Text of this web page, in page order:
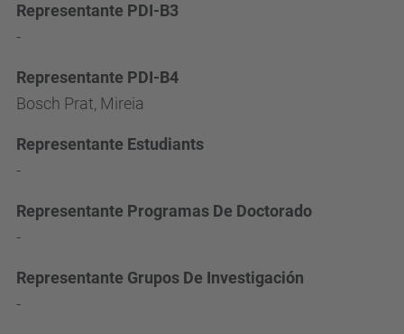
Representante PDI-B3
-
Representante PDI-B4
Bosch Prat, Mireia
Representante Estudiants
-
Representante Programas De Doctorado
-
Representante Grupos De Investigación
-